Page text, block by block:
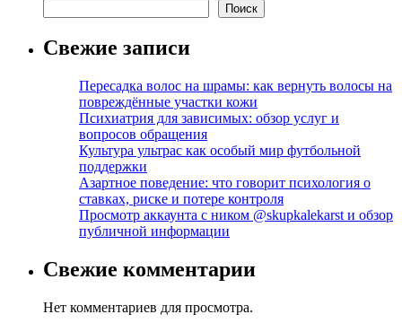
Поиск
Свежие записи
Пересадка волос на шрамы: как вернуть волосы на
повреждённые участки кожи
Психиатрия для зависимых: обзор услуг и
вопросов обращения
Культура ультрас как особый мир футбольной
поддержки
Азартное поведение: что говорит психология о
ставках, риске и потере контроля
Просмотр аккаунта с ником @skupkalekarst и обзор
публичной информации
Свежие комментарии
Нет комментариев для просмотра.